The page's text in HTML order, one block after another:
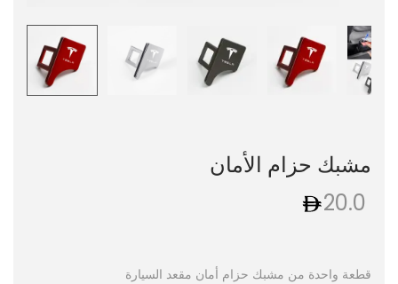
مشبك حزام الأمان
20.0
قطعة واحدة من مشبك حزام أمان مقعد السيارة